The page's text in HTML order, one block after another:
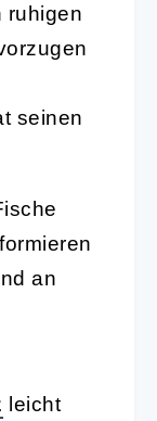
ruhigen
seinen
an
leicht